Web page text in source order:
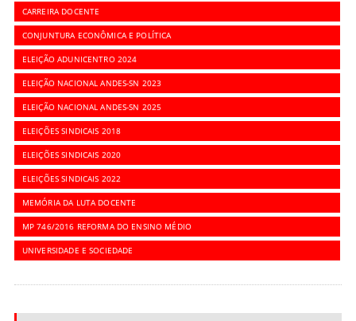
CARREIRA DOCENTE
CONJUNTURA ECONÔMICA E POLÍTICA
ELEIÇÃO ADUNICENTRO 2024
ELEIÇÃO NACIONAL ANDES-SN 2023
ELEIÇÃO NACIONAL ANDES-SN 2025
ELEIÇÕES SINDICAIS 2018
ELEIÇÕES SINDICAIS 2020
ELEIÇÕES SINDICAIS 2022
MEMÓRIA DA LUTA DOCENTE
MP 746/2016 REFORMA DO ENSINO MÉDIO
UNIVERSIDADE E SOCIEDADE